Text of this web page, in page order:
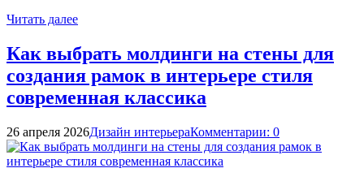
Читать далее
Как выбрать молдинги на стены для
создания рамок в интерьере стиля
современная классика
26 апреля 2026Дизайн интерьераКомментарии: 0